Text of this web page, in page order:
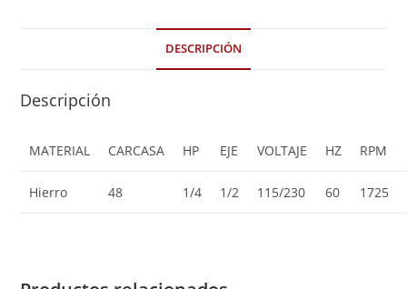
DESCRIPCIÓN
Descripción
MATERIAL CARCASA HP EJE VOLTAJE HZ RPM
Hierro 48 1/4 1/2 115/230 60 1725